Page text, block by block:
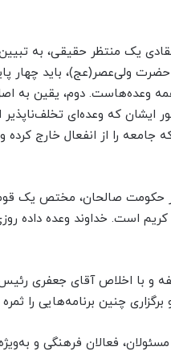
یک منتظر حقیقی، به
ولی‌عصر(عج)، باید چهار
وعده‌هاست. دوم، یقین به
که وعده‌ای
جامعه را از انفعال خارج
حکومت صالحان، مختص یک
است. خداوند وعده داده
و با اخلاص‌ آقای جعفری
چنین برنامه‌هایی را
فعالان فرهنگی و